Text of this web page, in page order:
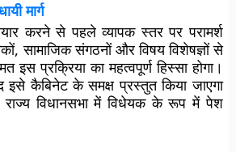
मार्ग
करने से पहले व्यापक स्तर पर परामर्श
सामाजिक संगठनों और विषय विशेषज्ञों से
प्रक्रिया का महत्वपूर्ण हिस्सा होगा।
इसे कैबिनेट के समक्ष प्रस्तुत किया जाएगा
विधानसभा में विधेयक के रूप में पेश